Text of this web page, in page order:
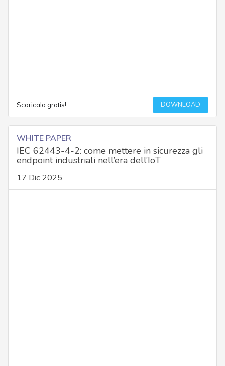
Scaricalo gratis! DOWNLOAD
WHITE PAPER
IEC 62443-4-2: come mettere in sicurezza gli
endpoint industriali nell’era dell’IoT
17 Dic 2025